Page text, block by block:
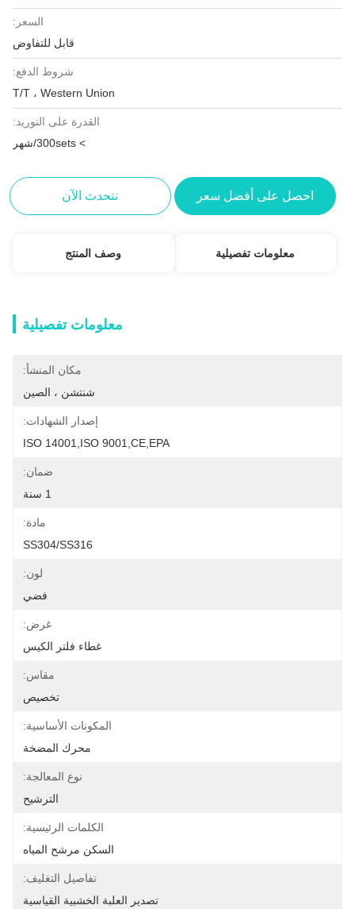
السعر:
قابل للتفاوض
شروط الدفع:
T/T ، Western Union
القدرة على التوريد:
> 300sets/شهر
احصل على أفضل سعر نتحدث الآن
معلومات تفصيلية وصف المنتج
معلومات تفصيلية
مكان المنشأ:
شنتشن ، الصين
إصدار الشهادات:
ISO 14001,ISO 9001,CE,EPA
ضمان:
1 سنة
مادة:
SS304/SS316
لون:
فضي
غرض:
غطاء فلتر الكيس
مقاس:
تخصيص
المكونات الأساسية:
محرك المضخة
نوع المعالجة:
الترشيح
الكلمات الرئيسية:
السكن مرشح المياه
تفاصيل التغليف:
تصدير العلبة الخشبية القياسية